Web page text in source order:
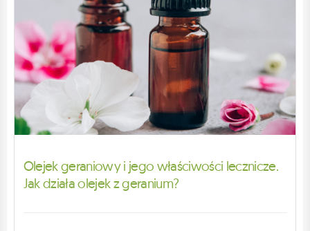
Olejek geraniowy i jego właściwości lecznicze.
Jak działa olejek z geranium?